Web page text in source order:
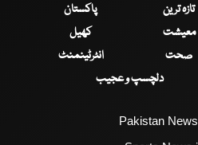
تازہ ترین
پاکستان
معیشت
کھیل
صحت
انٹرٹینمنٹ
دلچسپ و عجیب
Pakistan